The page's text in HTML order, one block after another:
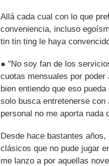
Allá cada cual con lo que
conveniencia, incluso
tin tin ting le haya
● "No soy fan de los
cuotas mensuales por
bien entiendo que eso
solo busca entretenerse
personal no me aporta nada
Desde hace bastantes
clásicos que no pude jugar
me lanzo a por aquellas